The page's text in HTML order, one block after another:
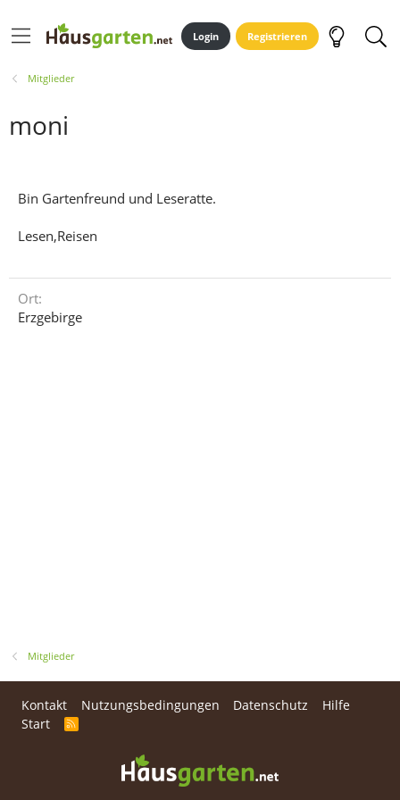
Login Registrieren
Mitglieder
moni
Bin Gartenfreund und Leseratte.
Lesen,Reisen
Ort
Erzgebirge
Mitglieder
Kontakt Nutzungsbedingungen Datenschutz
Hilfe
Start
R